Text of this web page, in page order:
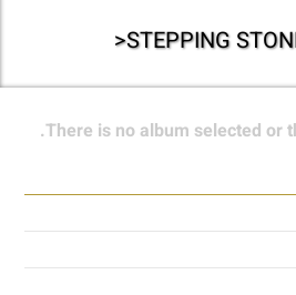
STEPPING
There is no album selected or